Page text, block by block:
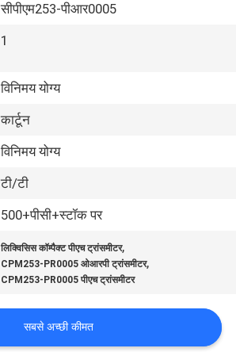
सीपीएम253-पीआर0005
1
विनिमय योग्य
कार्टून
विनिमय योग्य
टी/टी
500+पीसी+स्टॉक पर
लिक्विसिस कॉम्पैक्ट पीएच ट्रांसमीटर,
CPM253-PR0005 ओआरपी ट्रांसमीटर,
CPM253-PR0005 पीएच ट्रांसमीटर
सबसे अच्छी कीमत